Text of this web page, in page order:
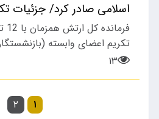
اسلامی صادر کرد/ جزئیات
تکریم اعضای وابسته
۱۳
۱ ۲